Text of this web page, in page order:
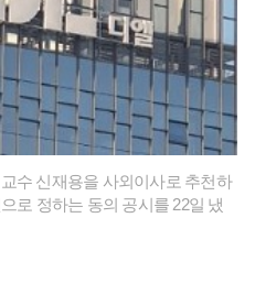
수 신재용을 사외이사로 추천하
로 정하는 동의 공시를 22일 냈